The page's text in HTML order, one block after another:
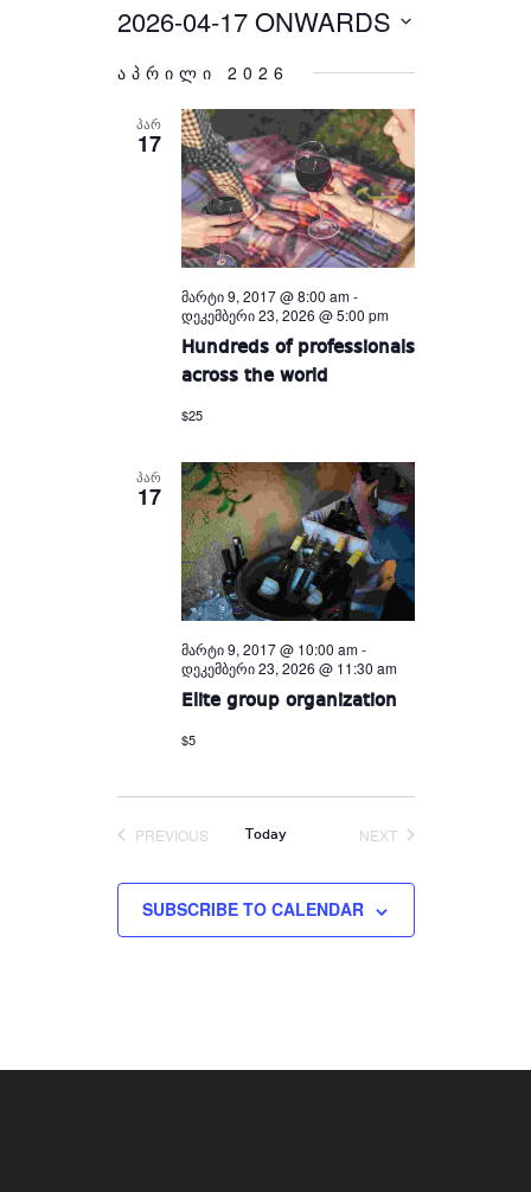
Views
Navigation
Navigation
2026-04-17 ONWARDS
Select
აპრილი 2026
ᲞᲐᲠ
17
მარტი 9, 2017 @ 8:00 am-
დეკემბერი 23, 2026 @ 5:00 pm
Hundreds of professionals
across the world
$25
ᲞᲐᲠ
17
მარტი 9, 2017 @ 10:00 am-
დეკემბერი 23, 2026 @ 11:30 am
Elite group organization
$5
PREVIOUS
Today
NEXT
SUBSCRIBE TO CALENDAR